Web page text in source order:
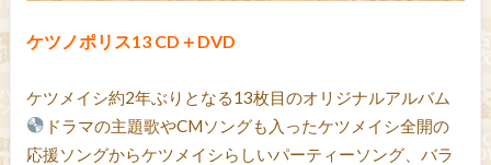
ケツノポリス13 CD＋DVD
ケツメイシ約2年ぶりとなる13枚目のオリジナルアルバム
ドラマの主題歌やCMソングも入ったケツメイシ全開の
応援ソングからケツメイシらしいパーティーソング、バラ